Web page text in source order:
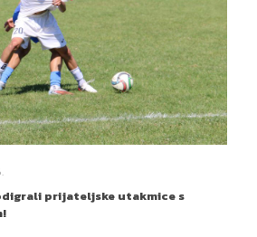
prijateljske utakmice s